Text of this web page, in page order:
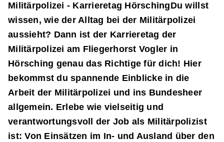
Militärpolizei - Karrieretag HörschingDu willst
wissen, wie der Alltag bei der Militärpolizei
aussieht? Dann ist der Karrieretag der
Militärpolizei am Fliegerhorst Vogler in
Hörsching genau das Richtige für dich! Hier
bekommst du spannende Einblicke in die
Arbeit der Militärpolizei und ins Bundesheer
allgemein. Erlebe wie vielseitig und
verantwortungsvoll der Job als Militärpolizist
ist: Von Einsätzen im In- und Ausland über den